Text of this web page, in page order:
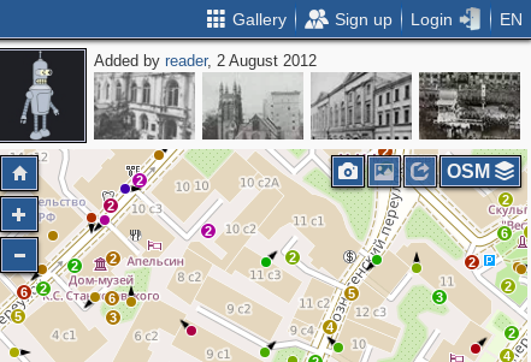
Gallery Sign up Login EN
Added byreader, 2 August 2012
4
2
2
2
3
5
2
2
3
4
5
2
6
2
6
2
2
2
2
2
3
2
2
6
2
2
OSM